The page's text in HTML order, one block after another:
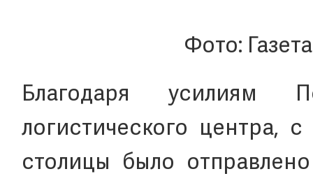
Фото:
Благодаря усилиям
логистического центра,
столицы было